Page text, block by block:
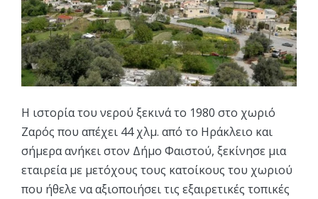
Η ιστορία του νερού ξεκινά το 1980 στο χωριό
Ζαρός που απέχει 44 χλμ. από το Ηράκλειο και
σήμερα ανήκει στον Δήμο Φαιστού, ξεκίνησε μια
εταιρεία με μετόχους τους κατοίκους του χωριού
που ήθελε να αξιοποιήσει τις εξαιρετικές τοπικές